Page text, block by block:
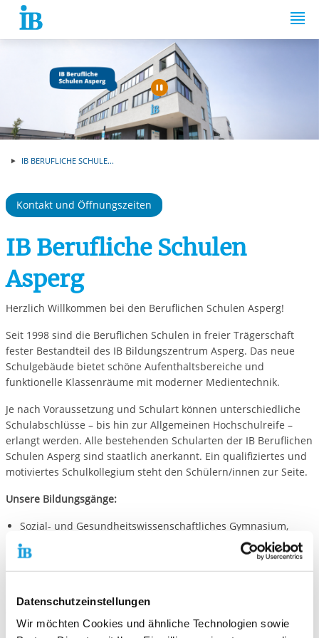
Datenschutzeinstellungen
Wir möchten Cookies und ähnliche Technologien sowie
Springe zum Inhalt
Automatische
IB BERUFLICHE SCHULE...
Kontakt und Öffnungszeiten
IB Berufliche Schulen
Asperg
Herzlich Willkommen bei den Beruflichen Schulen Asperg!
Seit 1998 sind die Beruflichen Schulen in freier Trägerschaft
fester Bestandteil des IB Bildungszentrum Asperg. Das neue
Schulgebäude bietet schöne Aufenthaltsbereiche und
funktionelle Klassenräume mit moderner Medientechnik.
Je nach Voraussetzung und Schulart können unterschiedliche
Schulabschlüsse – bis hin zur Allgemeinen Hochschulreife –
erlangt werden. Alle bestehenden Schularten der IB Beruflichen
Schulen Asperg sind staatlich anerkannt. Ein qualifiziertes und
motiviertes Schulkollegium steht den Schülern/innen zur Seite.
Unsere Bildungsgänge:
Sozial- und Gesundheitswissenschaftliches Gymnasium,
Profil Soziales
Wirtschaftswissenschaftliches Gymnasium, Profil Wirtschaft
Kaufmännisches Berufskolleg I + II